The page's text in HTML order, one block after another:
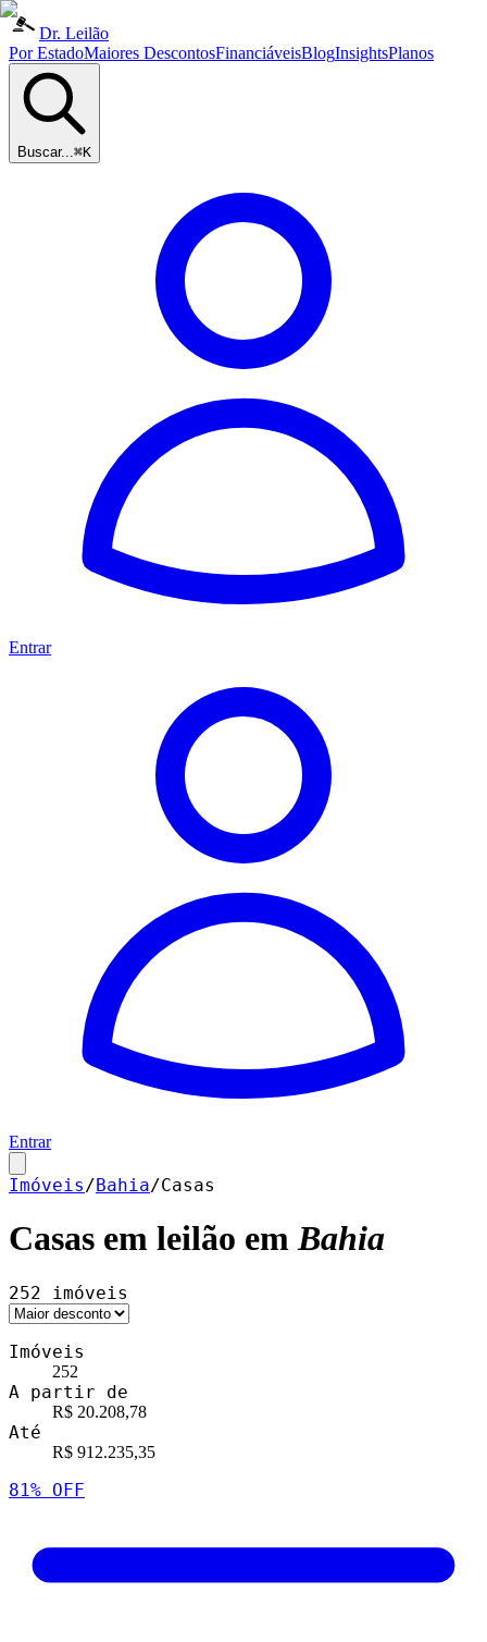
Dr. Leilão
Por EstadoMaiores DescontosFinanciáveisBlogInsightsPlanos
Buscar...⌘K
Entrar
Entrar
Imóveis/Bahia/Casas
Casas em leilão emBahia
252 imóveis
Imóveis
252
A partir de
R$ 20.208,78
Até
R$ 912.235,35
81% OFF